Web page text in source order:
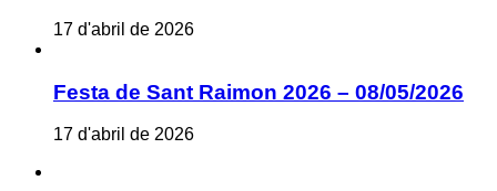
17 d'abril de 2026
Festa de Sant Raimon 2026 – 08/05/2026
17 d'abril de 2026